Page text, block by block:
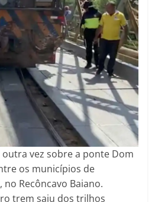
vez sobre a ponte Dom
os municípios de
no Recôncavo Baiano.
trem saiu dos trilhos